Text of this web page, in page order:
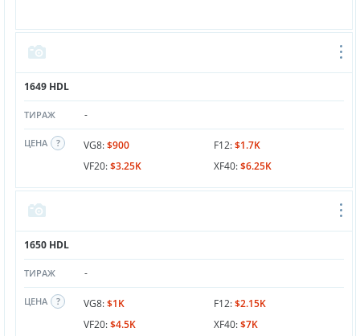
1649 HDL
ТИРАЖ -
ЦЕНА VG8:$900 F12:$1.7K
VF20:$3.25K XF40:$6.25K
1650 HDL
ТИРАЖ -
ЦЕНА VG8:$1K F12:$2.15K
VF20:$4.5K XF40:$7K